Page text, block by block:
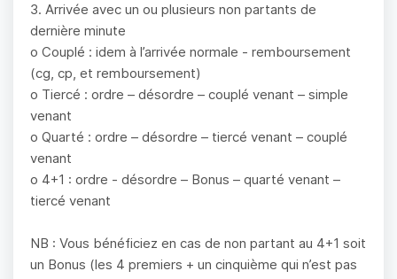
3. Arrivée avec un ou plusieurs non partants de
dernière minute
o Couplé : idem à l’arrivée normale - remboursement
(cg, cp, et remboursement)
o Tiercé : ordre – désordre – couplé venant – simple
venant
o Quarté : ordre – désordre – tiercé venant – couplé
venant
o 4+1 : ordre - désordre – Bonus – quarté venant –
tiercé venant
NB : Vous bénéficiez en cas de non partant au 4+1 soit
un Bonus (les 4 premiers + un cinquième qui n’est pas